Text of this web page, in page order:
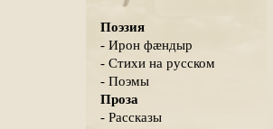
Поэзия
- Ирон фæндыр
- Стихи на русском
- Поэмы
Проза
- Рассказы